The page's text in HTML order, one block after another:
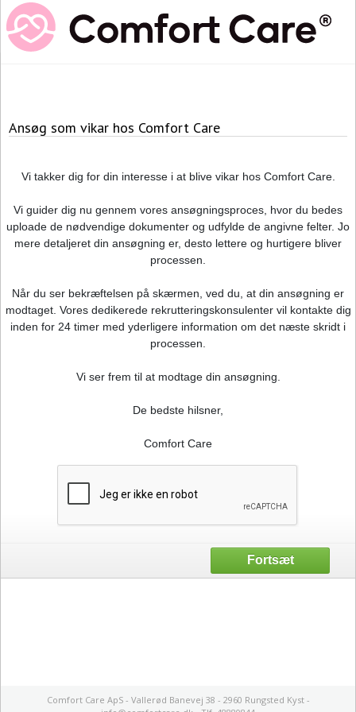
Ansøg som vikar hos Comfort Care
Vi takker dig for din interesse i at blive vikar hos Comfort Care.
Vi guider dig nu gennem vores ansøgningsproces, hvor du bedes
uploade de nødvendige dokumenter og udfylde de angivne felter. Jo
mere detaljeret din ansøgning er, desto lettere og hurtigere bliver
processen.
Når du ser bekræftelsen på skærmen, ved du, at din ansøgning er
modtaget. Vores dedikerede rekrutteringskonsulenter vil kontakte dig
inden for 24 timer med yderligere information om det næste skridt i
processen.
Vi ser frem til at modtage din ansøgning.
De bedste hilsner,
Comfort Care
Comfort Care ApS - Vallerød Banevej 38 - 2960 Rungsted Kyst -